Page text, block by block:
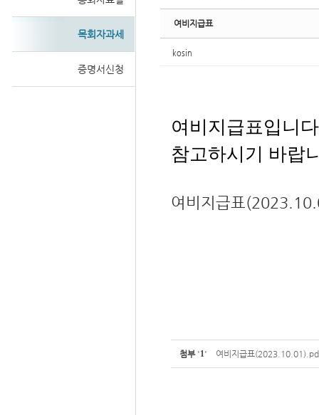
목회자과세
증명서신청
여비지급표
kosin
여비지급표입니
참고하시기 바랍
여비지급표
첨부 '1' 여비지급표